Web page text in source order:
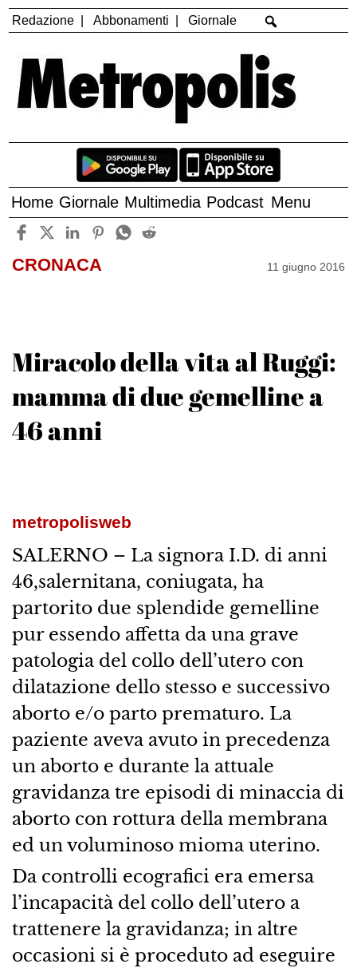
Redazione Abbonamenti Giornale
Home Giornale Multimedia Podcast Menu
CRONACA 11 giugno 2016
Miracolo della vita al Ruggi:
mamma di due gemelline a
46 anni
metropolisweb
SALERNO – La signora I.D. di anni
46,salernitana, coniugata, ha
partorito due splendide gemelline
pur essendo affetta da una grave
patologia del collo dell’utero con
dilatazione dello stesso e successivo
aborto e/o parto prematuro. La
paziente aveva avuto in precedenza
un aborto e durante la attuale
gravidanza tre episodi di minaccia di
aborto con rottura della membrana
ed un voluminoso mioma uterino.
Da controlli ecografici era emersa
l’incapacità del collo dell’utero a
trattenere la gravidanza; in altre
occasioni si è proceduto ad eseguire